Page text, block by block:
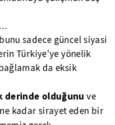
sadece güncel siyasi
Türkiye'ye yönelik
da eksik
derinde olduğunuve
kadar sirayet eden bir